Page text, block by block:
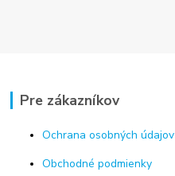
Pre zákazníkov
Ochrana osobných údajov
Obchodné podmienky